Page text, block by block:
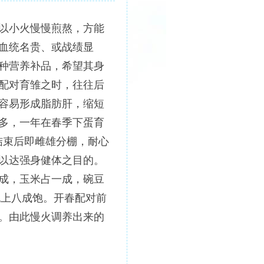
小火慢慢煎熬，方能
统名贵、或战绩显
营养补品，希望其身
对育雏之时，往往后
易形成脂肪肝，缩短
，一年在春季下蛋育
后即雌雄分棚，耐心
达强身健体之目的。
，玉米占一成，碗豆
八成饱。开春配对前
由此慢火调养出来的